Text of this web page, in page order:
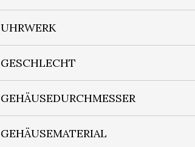
UHRWERK
GESCHLECHT
GEHÄUSEDURCHMESSER
GEHÄUSEMATERIAL